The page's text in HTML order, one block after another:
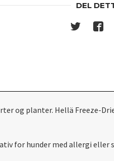
DEL
og planter. Hellä Freeze-
for hunder med allergi eller